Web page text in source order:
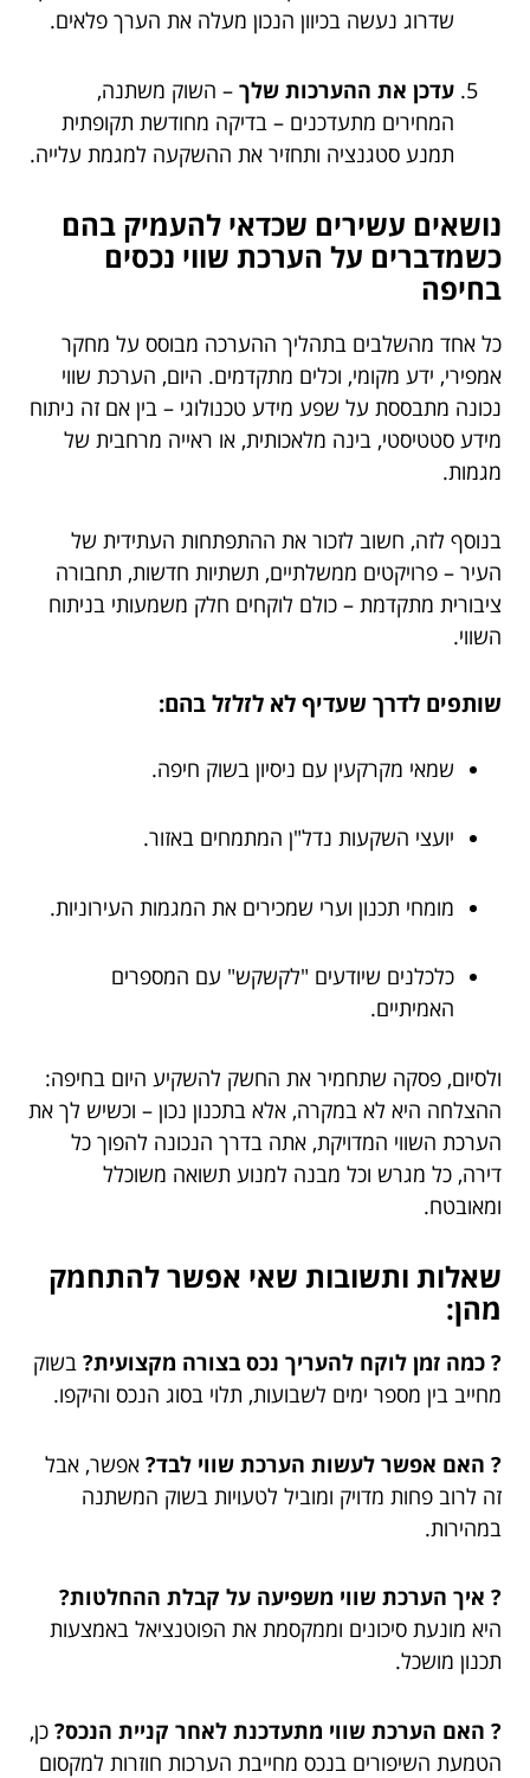
שדרוג נעשה בכיוון הנכון מעלה את הערך פלאים.
עדכן את ההערכות שלך – השוק משתנה,
המחירים מתעדכנים – בדיקה מחודשת תקופתית
תמנע סטגנציה ותחזיר את ההשקעה למגמת עלייה.
נושאים עשירים שכדאי להעמיק בהם
כשמדברים על הערכת שווי נכסים
בחיפה
כל אחד מהשלבים בתהליך ההערכה מבוסס על מחקר
אמפירי, ידע מקומי, וכלים מתקדמים. היום, הערכת שווי
נכונה מתבססת על שפע מידע טכנולוגי – בין אם זה ניתוח
מידע סטטיסטי, בינה מלאכותית, או ראייה מרחבית של
מגמות.
בנוסף לזה, חשוב לזכור את ההתפתחות העתידית של
העיר – פרויקטים ממשלתיים, תשתיות חדשות, תחבורה
ציבורית מתקדמת – כולם לוקחים חלק משמעותי בניתוח
השווי.
שותפים לדרך שעדיף לא לזלזל בהם:
שמאי מקרקעין עם ניסיון בשוק חיפה.
יועצי השקעות נדל"ן המתמחים באזור.
מומחי תכנון וערי שמכירים את המגמות העירוניות.
כלכלנים שיודעים "לקשקש" עם המספרים
האמיתיים.
ולסיום, פסקה שתחמיר את החשק להשקיע היום בחיפה:
ההצלחה היא לא במקרה, אלא בתכנון נכון – וכשיש לך את
הערכת השווי המדויקת, אתה בדרך הנכונה להפוך כל
דירה, כל מגרש וכל מבנה למנוע תשואה משוכלל
ומאובטח.
שאלות ותשובות שאי אפשר להתחמק
מהן:
? כמה זמן לוקח להעריך נכס בצורה מקצועית? בשוק
מחייב בין מספר ימים לשבועות, תלוי בסוג הנכס והיקפו.
? האם אפשר לעשות הערכת שווי לבד? אפשר, אבל
זה לרוב פחות מדויק ומוביל לטעויות בשוק המשתנה
במהירות.
? איך הערכת שווי משפיעה על קבלת ההחלטות?
היא מונעת סיכונים וממקסמת את הפוטנציאל באמצעות
תכנון מושכל.
? האם הערכת שווי מתעדכנת לאחר קניית הנכס? כן,
הטמעת השיפורים בנכס מחייבת הערכות חוזרות למקסום